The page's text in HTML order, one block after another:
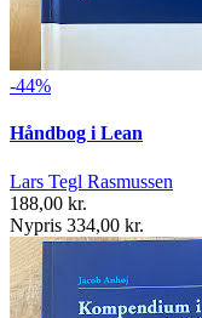
-44%
Håndbog i Lean
Lars Tegl Rasmussen
188,00 kr.
Nypris 334,00 kr.